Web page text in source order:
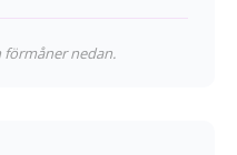
förmåner nedan.